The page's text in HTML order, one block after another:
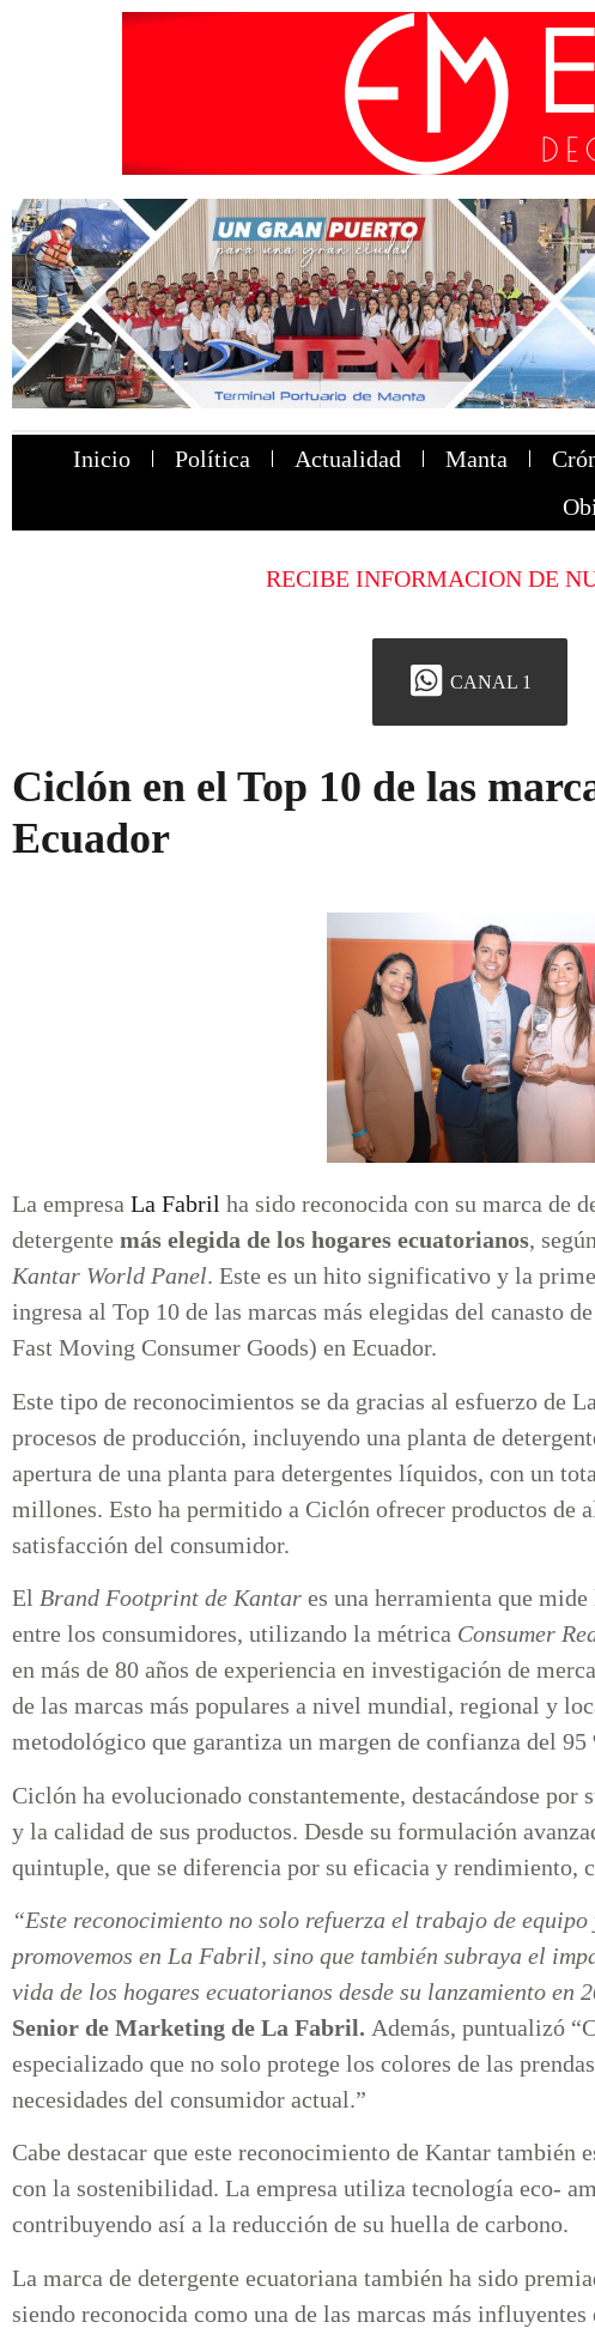
Inicio Política Actualidad Manta
RECIBE INFORMACION DE
CANAL 1
Ciclón en el Top 10 de las
Ecuador
La empresa La Fabril ha sido reconocida con su marca de
detergente más elegida de los hogares ecuatorianos,
Kantar World Panel. Este es un hito significativo y la
ingresa al Top 10 de las marcas más elegidas del canasto
Fast Moving Consumer Goods) en Ecuador.
Este tipo de reconocimientos se da gracias al esfuerzo de
procesos de producción, incluyendo una planta de
apertura de una planta para detergentes líquidos, con un
millones. Esto ha permitido a Ciclón ofrecer productos de
satisfacción del consumidor.
El Brand Footprint de Kantar es una herramienta que
entre los consumidores, utilizando la métrica Consumer
en más de 80 años de experiencia en investigación de
de las marcas más populares a nivel mundial, regional y
metodológico que garantiza un margen de confianza del 95
Ciclón ha evolucionado constantemente, destacándose
y la calidad de sus productos. Desde su formulación
quintuple, que se diferencia por su eficacia y rendimiento,
“Este reconocimiento no solo refuerza el trabajo de
promovemos en La Fabril, sino que también subraya el
vida de los hogares ecuatorianos desde su lanzamiento en
Senior de Marketing de La Fabril. Además, puntualizó
especializado que no solo protege los colores de las
necesidades del consumidor actual.”
Cabe destacar que este reconocimiento de Kantar
con la sostenibilidad. La empresa utiliza tecnología eco-
contribuyendo así a la reducción de su huella de carbono.
La marca de detergente ecuatoriana también ha sido
siendo reconocida como una de las marcas más